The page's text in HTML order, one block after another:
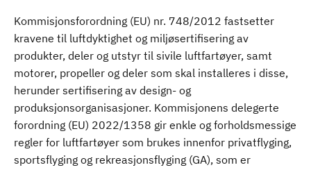
Kommisjonsforordning (EU) nr. 748/2012 fastsetter
kravene til luftdyktighet og miljøsertifisering av
produkter, deler og utstyr til sivile luftfartøyer, samt
motorer, propeller og deler som skal installeres i disse,
herunder sertifisering av design- og
produksjonsorganisasjoner. Kommisjonens delegerte
forordning (EU) 2022/1358 gir enkle og forholdsmessige
regler for luftfartøyer som brukes innenfor privatflyging,
sportsflyging og rekreasjonsflyging (GA), som er